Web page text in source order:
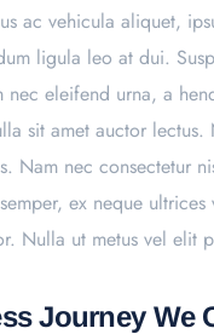
ac vehicula aliquet,
ligula leo at dui.
nec eleifend urna, a
sit amet auctor
Nam nec consectetur
ex neque
Nulla ut metus vel elit
Journey We